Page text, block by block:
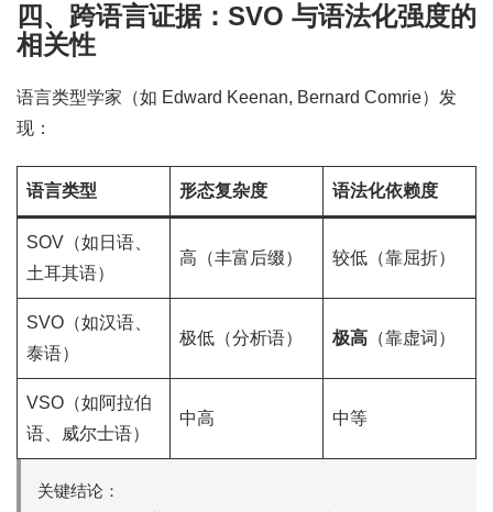
四、跨语言证据：SVO 与语法化强度的
相关性
语言类型学家（如 Edward Keenan, Bernard Comrie）发
现：
语言类型 形态复杂度 语法化依赖度
SOV（如日语、
土耳其语）
高（丰富后缀） 较低（靠屈折）
SVO（如汉语、
泰语）
极低（分析语） 极高 （靠虚词）
VSO（如阿拉伯
语、威尔士语）
中高 中等
关键结论：